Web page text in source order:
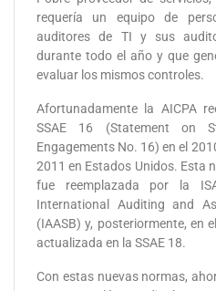
requería un equipo de
auditores de TI y sus
durante todo el año y que
evaluar los mismos controles.
Afortunadamente la AICPA
SSAE 16 (Statement on
Engagements No. 16) en el
2011 en Estados Unidos. Esta
fue reemplazada por la
International Auditing and
(IAASB) y, posteriormente, en
actualizada en la SSAE 18.
Con estas nuevas normas,